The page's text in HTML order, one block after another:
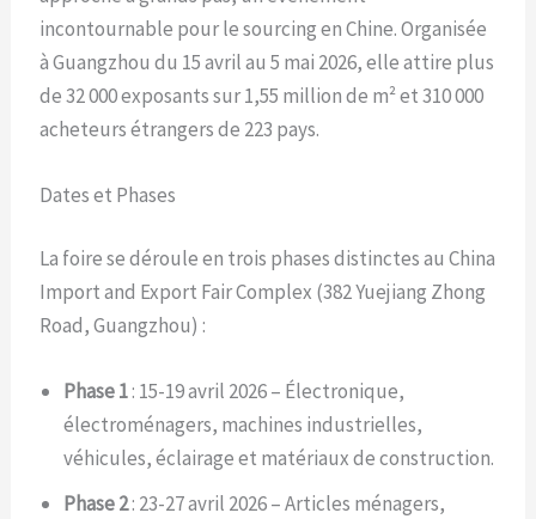
incontournable pour le sourcing en Chine. Organisée
à Guangzhou du 15 avril au 5 mai 2026, elle attire plus
de 32 000 exposants sur 1,55 million de m² et 310 000
acheteurs étrangers de 223 pays.
Dates et Phases
La foire se déroule en trois phases distinctes au China
Import and Export Fair Complex (382 Yuejiang Zhong
Road, Guangzhou) :
Phase 1: 15-19 avril 2026 – Électronique,
électroménagers, machines industrielles,
véhicules, éclairage et matériaux de construction.
Phase 2: 23-27 avril 2026 – Articles ménagers,